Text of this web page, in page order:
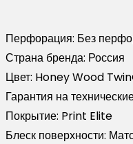
Перфорация: Без
Страна бренда: Россия
Цвет: Honey Wood
Гарантия на
Покрытие: Print Elite
Блеск поверхности: